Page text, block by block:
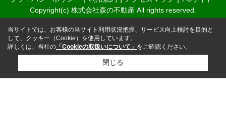
Copyright(c) 株式会社森の不動産 All rights reserved.
当サイトでは、お客様の当サイト利用状況把握、サービス向上検討を目的と
して、クッキー（Cookie）を使用しています。
詳しくは、当社の 「Cookieの取扱いについて」 をご確認ください。
閉じる